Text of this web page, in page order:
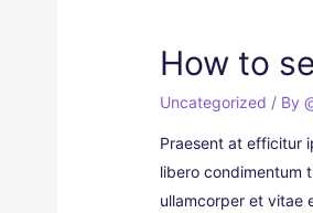
How to
Uncategorized / By
Praesent at efficitur
libero condimentum
ullamcorper et vitae